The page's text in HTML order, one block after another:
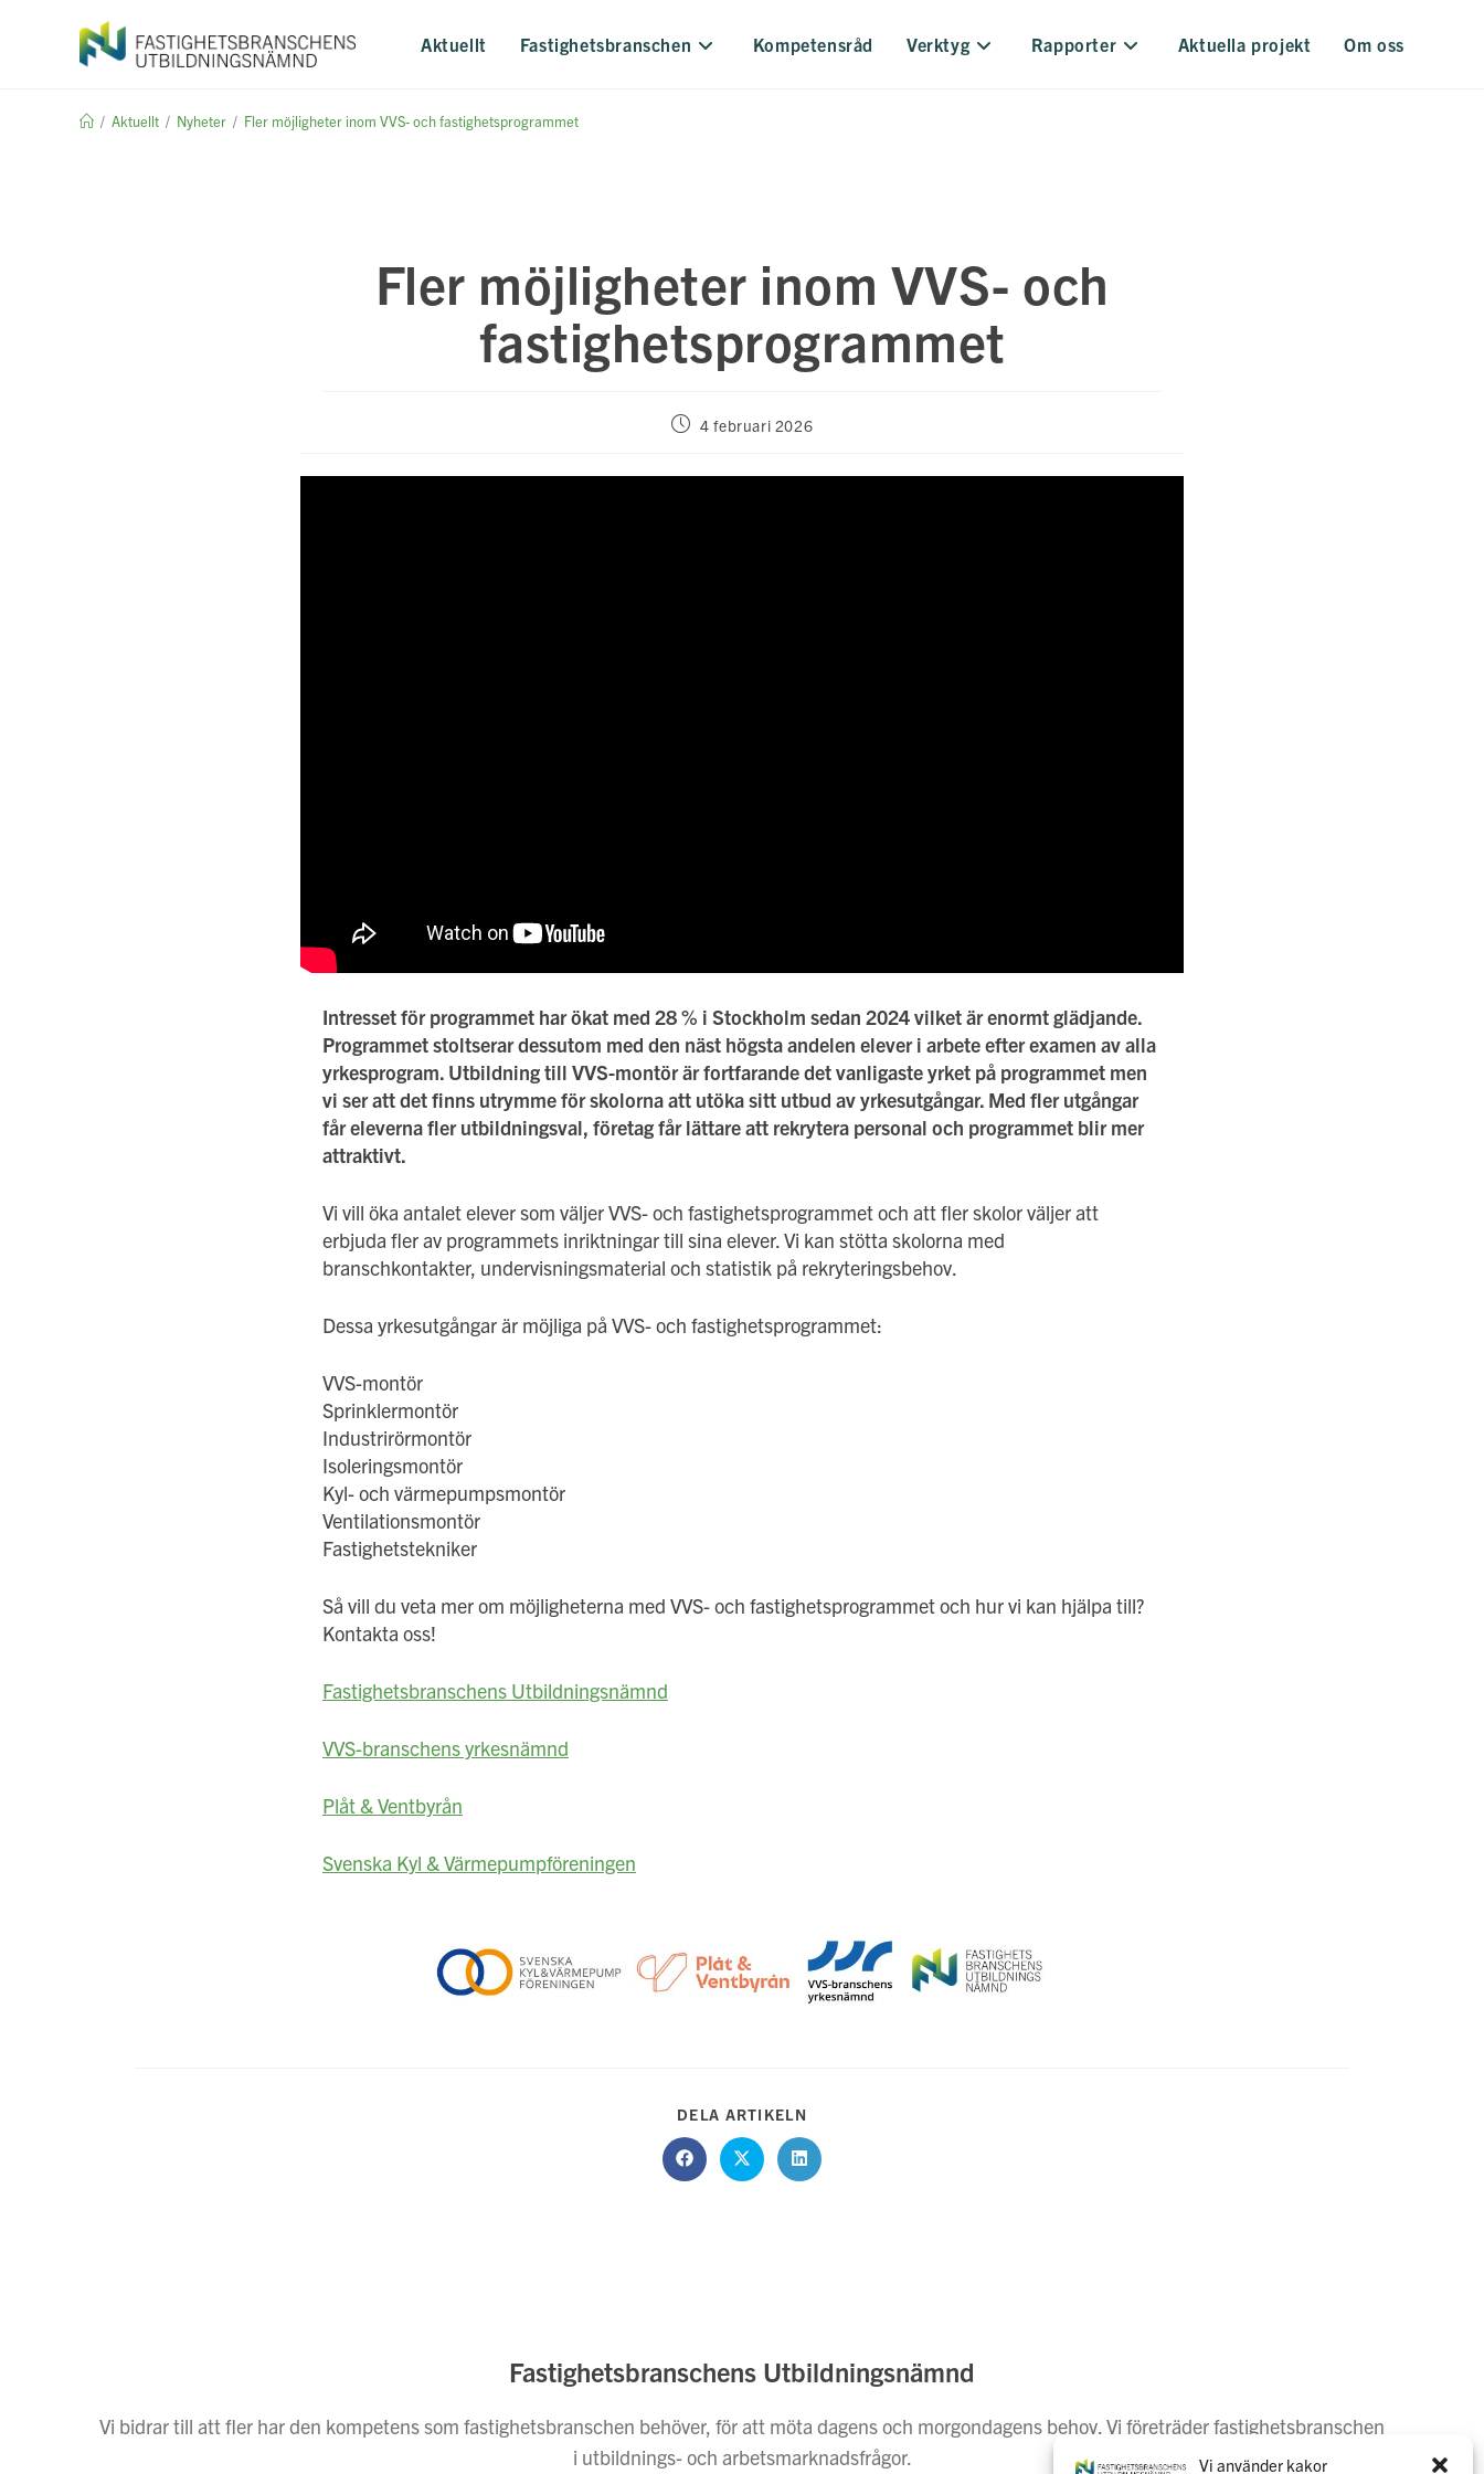
Vi använder kakor
Aktuellt Fastighetsbranschen Kompetensråd Verktyg Rapporter Aktuella projekt Om oss
/ Aktuellt / Nyheter / Fler möjligheter inom VVS- och fastighetsprogrammet
Fler möjligheter inom VVS- och
fastighetsprogrammet
Inlägget4 februari 2026
Intresset för programmet har ökat med 28 % i Stockholm sedan 2024 vilket är enormt glädjande.
Programmet stoltserar dessutom med den näst högsta andelen elever i arbete efter examen av alla
yrkesprogram. Utbildning till VVS-montör är fortfarande det vanligaste yrket på programmet men
vi ser att det finns utrymme för skolorna att utöka sitt utbud av yrkesutgångar. Med fler utgångar
får eleverna fler utbildningsval, företag får lättare att rekrytera personal och programmet blir mer
attraktivt.
Vi vill öka antalet elever som väljer VVS- och fastighetsprogrammet och att fler skolor väljer att
erbjuda fler av programmets inriktningar till sina elever. Vi kan stötta skolorna med
branschkontakter, undervisningsmaterial och statistik på rekryteringsbehov.
Dessa yrkesutgångar är möjliga på VVS- och fastighetsprogrammet:
VVS-montör
Sprinklermontör
Industrirörmontör
Isoleringsmontör
Kyl- och värmepumpsmontör
Ventilationsmontör
Fastighetstekniker
Så vill du veta mer om möjligheterna med VVS- och fastighetsprogrammet och hur vi kan hjälpa till?
Kontakta oss!
Fastighetsbranschens Utbildningsnämnd
VVS-branschens yrkesnämnd
Plåt & Ventbyrån
Svenska Kyl & Värmepumpföreningen
DELA ARTIKELN
DETTA
INNEHÅLL
Öppnas
i
Öppnas
i
Öppnas
i
Fastighetsbranschens Utbildningsnämnd
Vi bidrar till att fler har den kompetens som fastighetsbranschen behöver, för att möta dagens och morgondagens behov. Vi företräder fastighetsbranschen
i utbildnings- och arbetsmarknadsfrågor.